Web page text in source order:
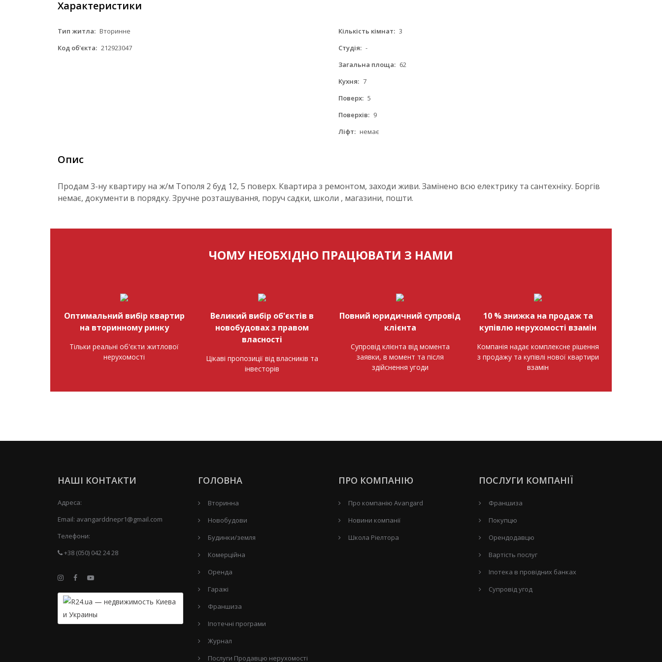
Характеристики
Тип житла: Вторинне
Код об'єкта: 212923047
Кількість кімнат: 3
Студія: -
Загальна площа: 62
Кухня: 7
Поверх: 5
Поверхів: 9
Ліфт: немає
Опис
Продам 3-ну квартиру на ж/м Тополя 2 буд 12, 5 поверх. Квартира з ремонтом, заходи живи. Замінено всю електрику та сантехніку. Боргів
немає, документи в порядку. Зручне розташування, поруч садки, школи , магазини, пошти.
ЧОМУ НЕОБХІДНО ПРАЦЮВАТИ З НАМИ
Оптимальний вибір квартир
на вторинному ринку
Тільки реальні об'єкти житлової
нерухомості
Великий вибір об'єктів в
новобудовах з правом
власності
Цікаві пропозиції від власників та
інвесторів
Повний юридичний супровід
клієнта
Супровід клієнта від момента
заявки, в момент та після
здійснення угоди
10 % знижка на продаж та
купівлю нерухомості взамін
Компанія надає комплексне рішення
з продажу та купівлі нової квартири
взамін
НАШІ КОНТАКТИ
Адреса:
Email: avangarddnepr1@gmail.com
Телефони:
+38 (050) 042 24 28
ГОЛОВНА
Вторинна
Новобудови
Будинки/земля
Комерційна
Оренда
Гаражі
Франшиза
Іпотечні програми
Журнал
Послуги Продавцю нерухомості
ПРО КОМПАНІЮ
Про компанію Avangard
Новини компанії
Школа Ріелтора
ПОСЛУГИ КОМПАНІЇ
Франшиза
Покупцю
Орендодавцю
Вартість послуг
Іпотека в провідних банках
Супровід угод